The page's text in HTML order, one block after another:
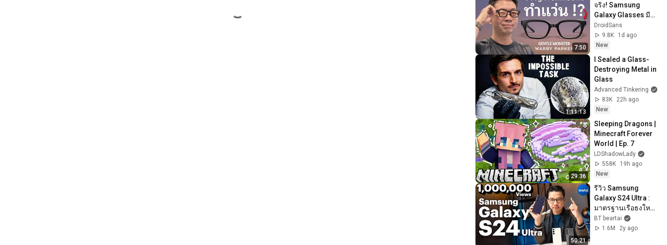
7:50
จริง! Samsung
Galaxy Glasses มี
อะไรเจ๋ง สู้ Meta
Ray-Ban ได้มั้ยนะ ?
DroidSans
9.8K
1d ago
New
1:11:13
I Sealed a Glass-
Destroying Metal in
Glass
Advanced Tinkering
83K
22h ago
New
29:36
Sleeping Dragons |
Minecraft Forever
World | Ep. 7
LDShadowLady
558K
19h ago
New
50:21
รีวิว Samsung
Galaxy S24 Ultra :
มาตรฐานเรือธงใหม่
แห่งยุค AI Phone
BT beartai
1.6M
2y ago